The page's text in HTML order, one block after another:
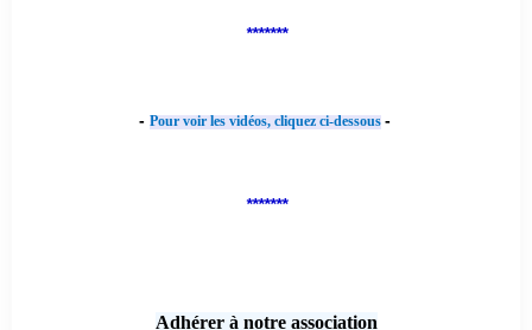
*******
- Pour voir les vidéos, cliquez ci-dessous -
*******
Adhérer à notre association